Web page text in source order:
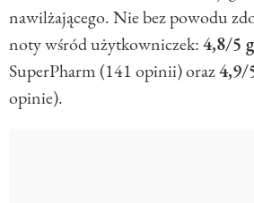
nawilżającego. Nie bez powodu
noty wśród użytkowniczek:4,8/5
SuperPharm (141 opinii) oraz4,9/
opinie).